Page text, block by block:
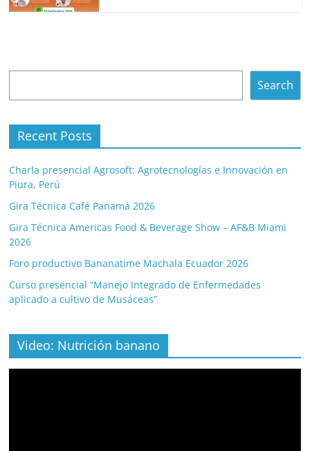
Search
Recent Posts
Charla presencial Agrosoft: Agrotecnologías e Innovación en
Piura, Perú
Gira Técnica Café Panamá 2026
Gira Técnica Americas Food & Beverage Show – AF&B Miami
2026
Foro productivo Bananatime Machala Ecuador 2026
Curso presencial “Manejo Integrado de Enfermedades
aplicado a cultivo de Musáceas”
Video: Nutrición banano